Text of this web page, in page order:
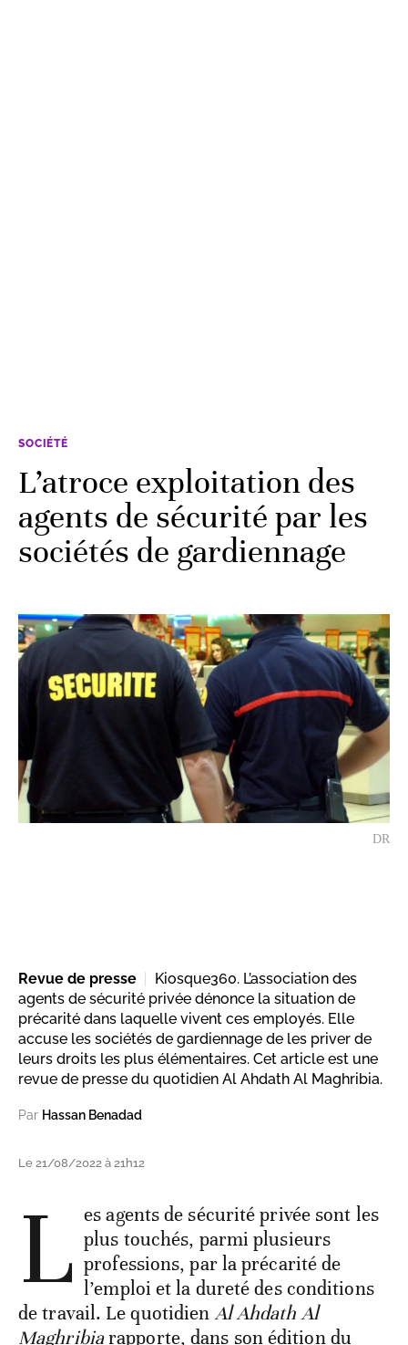
SOCIÉTÉ
L’atroce exploitation des
agents de sécurité par les
sociétés de gardiennage
DR
Revue de presse
Kiosque360. L’association des
agents de sécurité privée dénonce la situation de
précarité dans laquelle vivent ces employés. Elle
accuse les sociétés de gardiennage de les priver de
leurs droits les plus élémentaires. Cet article est une
revue de presse du quotidien Al Ahdath Al Maghribia.
Par Hassan Benadad
Le 21/08/2022 à 21h12
L es agents de sécurité privée sont les
plus touchés, parmi plusieurs
professions, par la précarité de
l’emploi et la dureté des conditions
de travail. Le quotidienAl Ahdath Al
Maghribiarapporte, dans son édition du